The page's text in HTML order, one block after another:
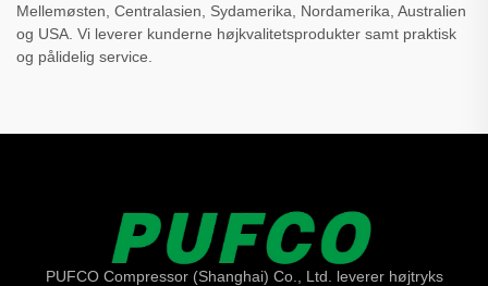
Mellemøsten, Centralasien, Sydamerika, Nordamerika, Australien
og USA. Vi leverer kunderne højkvalitetsprodukter samt praktisk
og pålidelig service.
PUFCO Compressor (Shanghai) Co., Ltd. leverer højtryks